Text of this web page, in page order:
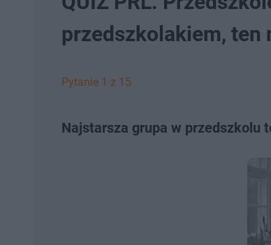
przedszkolakiem, ten
Pytanie 1 z 15
Najstarsza grupa w przedszkolu